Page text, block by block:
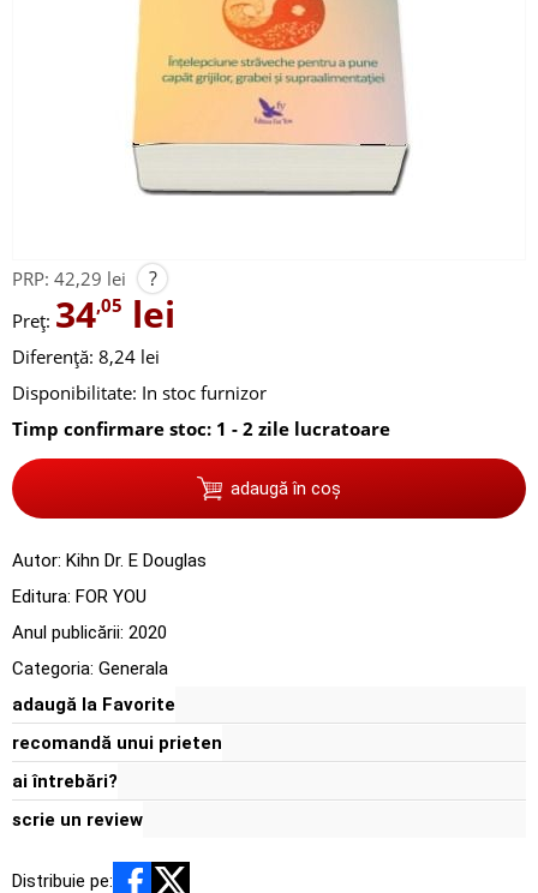
PRP: 42,29 lei ?
Preț: 34,05 lei
Diferență: 8,24 lei
Disponibilitate: In stoc furnizor
Timp confirmare stoc: 1 - 2 zile lucratoare
adaugă în coș
Autor: Kihn Dr. E Douglas
Editura: FOR YOU
Anul publicării: 2020
Categoria: Generala
adaugă la Favorite
recomandă unui prieten
ai întrebări?
scrie un review
Distribuie pe: